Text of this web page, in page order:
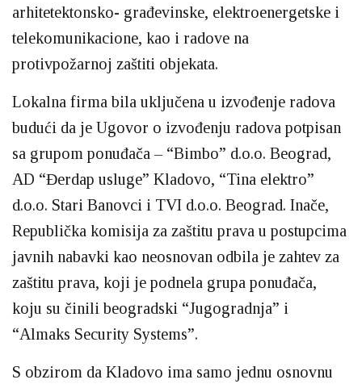
arhitetektonsko- građevinske, elektroenergetske i
telekomunikacione, kao i radove na
protivpožarnoj zaštiti objekata.
Lokalna firma bila uključena u izvođenje radova
budući da je Ugovor o izvođenju radova potpisan
sa grupom ponuđača – “Bimbo” d.o.o. Beograd,
AD “Đerdap usluge” Kladovo, “Tina elektro”
d.o.o. Stari Banovci i TVI d.o.o. Beograd. Inače,
Republička komisija za zaštitu prava u postupcima
javnih nabavki kao neosnovan odbila je zahtev za
zaštitu prava, koji je podnela grupa ponuđača,
koju su činili beogradski “Jugogradnja” i
“Almaks Security Systems”.
S obzirom da Kladovo ima samo jednu osnovnu